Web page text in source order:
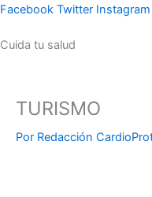
Ir
contenido
Facebook Twitter Instagram
Cuida tu salud
TURISMO
Por Redacción